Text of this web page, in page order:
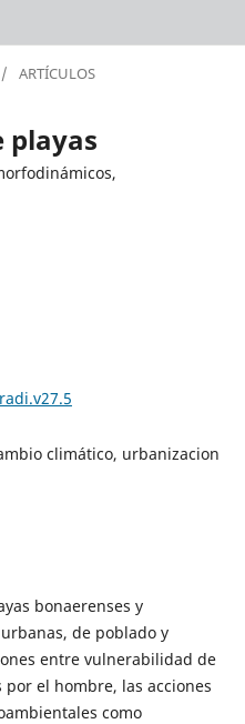
/ ARTÍCULOS
playas
climático, urbanizacion
bonaerenses y
de poblado y
entre vulnerabilidad de
el hombre, las acciones
como